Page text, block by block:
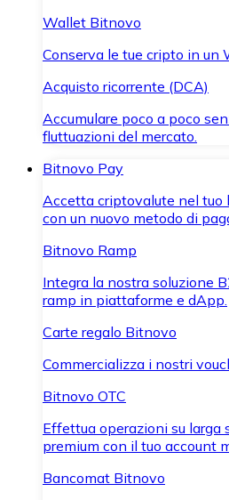
Wallet Bitnovo
Conserva le tue cripto in un
Acquisto ricorrente (DCA)
Accumulare poco a poco
fluttuazioni del mercato.
Bitnovo Pay
Accetta criptovalute nel tuo
con un nuovo metodo di
Bitnovo Ramp
Integra la nostra soluzione
ramp in piattaforme e dApp.
Carte regalo Bitnovo
Commercializza i nostri
Bitnovo OTC
Effettua operazioni su larga
premium con il tuo account
Bancomat Bitnovo